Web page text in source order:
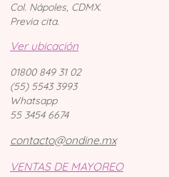
Col. Nápoles, CDMX.
Previa cita.
Ver ubicación
01800 849 31 02
(55) 5543 3993
Whatsapp
55 3454 6674
contacto@ondine.mx
VENTAS DE MAYOREO